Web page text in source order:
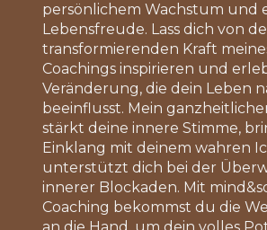
persönlichem Wachstum und
Lebensfreude. Lass dich von
transformierenden Kraft
Coachings inspirieren und
Veränderung, die dein Leben
beeinflusst.​ Mein
stärkt deine innere Stimme,
Einklang mit deinem wahren
unterstützt dich bei der
innerer Blockaden. Mit
Coaching bekommst du die